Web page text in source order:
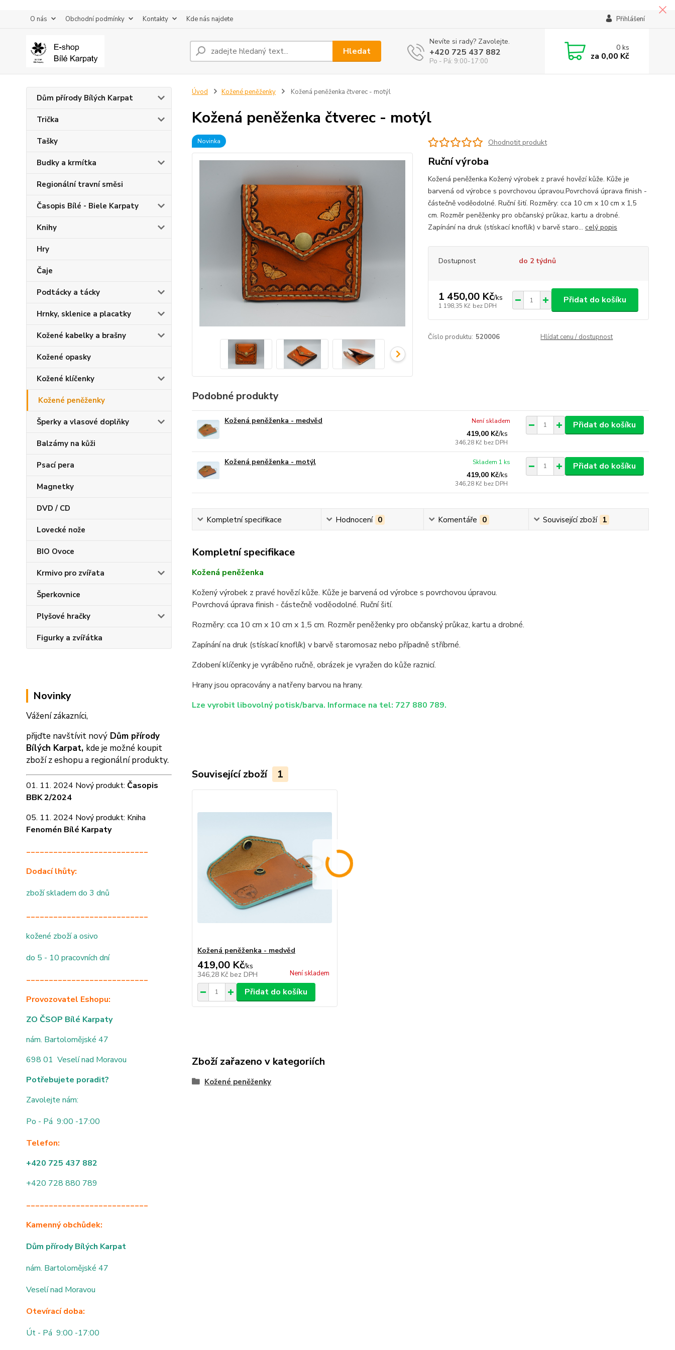
O nás Obchodní podmínky Kontakty Kde nás najdete Přihlášení
Hledat
Nevíte si rady? Zavolejte.
+420 725 437 882
Po - Pá: 9:00-17:00
0ks
za 0,00 Kč
Dům přírody Bílých Karpat
Trička
Tašky
Budky a krmítka
Regionální travní směsi
Časopis Bílé - Biele Karpaty
Knihy
Hry
Čaje
Podtácky a tácky
Hrnky, sklenice a placatky
Kožené kabelky a brašny
Kožené opasky
Kožené klíčenky
Kožené peněženky
Šperky a vlasové doplňky
Balzámy na kůži
Psací pera
Magnetky
DVD / CD
Lovecké nože
BIO Ovoce
Krmivo pro zvířata
Šperkovnice
Plyšové hračky
Figurky a zvířátka
Novinky
Vážení zákazníci,
přijďte navštívit nový Dům přírody
Bílých Karpat, kde je možné koupit
zboží z eshopu a regionální produkty.
01. 11. 2024 Nový produkt: Časopis
BBK 2/2024
05. 11. 2024 Nový produkt: Kniha
Fenomén Bílé Karpaty
___________________________
Dodací lhůty:
zboží skladem do 3 dnů
___________________________
kožené zboží a osivo
do 5 - 10 pracovních dní
___________________________
Provozovatel Eshopu:
ZO ČSOP Bílé Karpaty
nám. Bartolomějské 47
698 01 Veselí nad Moravou
Potřebujete poradit?
Zavolejte nám:
Po - Pá 9:00 -17:00
Telefon:
+420 725 437 882
+420 728 880 789
___________________________
Kamenný obchůdek:
Dům přírody Bílých Karpat
nám. Bartolomějské 47
Veselí nad Moravou
Otevírací doba:
Út - Pá 9:00 -17:00
Úvod Kožené peněženky Kožená peněženka čtverec - motýl
Kožená peněženka čtverec - motýl
Novinka Ohodnotit produkt
Ruční výroba
Kožená peněženka Kožený výrobek z pravé hovězí kůže. Kůže je
barvená od výrobce s povrchovou úpravou.Povrchová úprava finish -
částečně voděodolné. Ruční šití. Rozměry: cca 10 cm x 10 cm x 1,5
cm. Rozměr peněženky pro občanský průkaz, kartu a drobné.
Zapínání na druk (stískací knoflík) v barvě staro... celý popis
Dostupnost do 2 týdnů
1 450,00 Kč/ks
1 198,35 Kč bez DPH
Přidat do košíku
Číslo produktu: 520006 Hlídat cenu / dostupnost
Podobné produkty
Kožená peněženka - medvěd
419,00 Kč/ks
346,28 Kč bez DPH
Není skladem Přidat do košíku
Kožená peněženka - motýl
419,00 Kč/ks
346,28 Kč bez DPH
Skladem 1 ks Přidat do košíku
Kompletní specifikace Hodnocení 0 Komentáře 0 Související zboží 1
Kompletní specifikace
Kožená peněženka
Kožený výrobek z pravé hovězí kůže. Kůže je barvená od výrobce s povrchovou úpravou.
Povrchová úprava finish - částečně voděodolné. Ruční šití.
Rozměry: cca 10 cm x 10 cm x 1,5 cm. Rozměr peněženky pro občanský průkaz, kartu a drobné.
Zapínání na druk (stískací knoflík) v barvě staromosaz nebo případně stříbrné.
Zdobení klíčenky je vyráběno ručně, obrázek je vyražen do kůže raznicí.
Hrany jsou opracovány a natřeny barvou na hrany.
Lze vyrobit libovolný potisk/barva. Informace na tel: 727 880 789.
Související zboží 1
Kožená peněženka - medvěd
419,00 Kč/ks
346,28 Kč bez DPH Není skladem
Přidat do košíku
Zboží zařazeno v kategoriích
Kožené peněženky